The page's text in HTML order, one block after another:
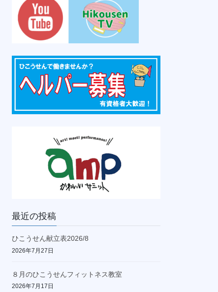
最近の投稿
ひこうせん献立表2026/8
2026年7月27日
８月のひこうせんフィットネス教室
2026年7月17日